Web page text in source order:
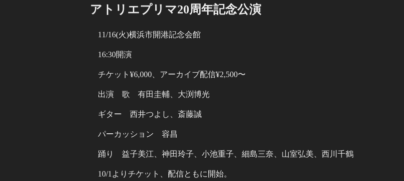
稿
日:
アトリエプリマ20周年記念公演
11/16(火)横浜市開港記念会館
16:30開演
チケット¥6,000、アーカイブ配信¥2,500〜
出演 歌 有田圭輔、大渕博光
ギター 西井つよし、斎藤誠
パーカッション 容昌
踊り 益子美江、神田玲子、小池重子、細島三奈、山室弘美、西川千鶴
10/1よりチケット、配信ともに開始。